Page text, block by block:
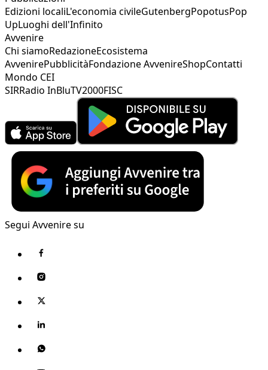
Edizioni localiL'economia civileGutenbergPopotusPop
UpLuoghi dell'Infinito
Avvenire
Chi siamoRedazioneEcosistema
AvvenirePubblicitàFondazione AvvenireShopContatti
Mondo CEI
SIRRadio InBluTV2000FISC
Segui Avvenire su